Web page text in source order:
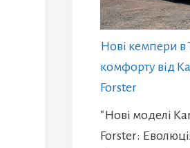
Нові кемпери
комфорту від
Forster
"Нові моделі
Forster: